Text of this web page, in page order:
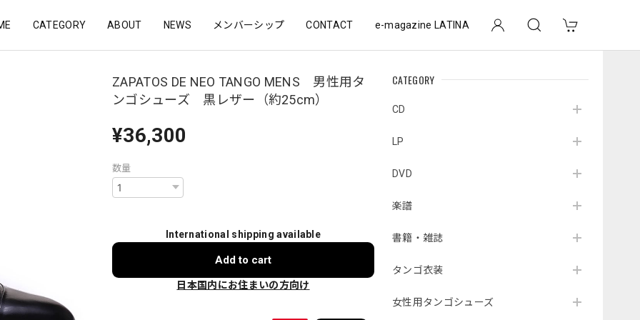
CATEGORY ABOUT NEWS メンバーシップ CONTACT e-magazine LATINA
CATEGORY
CD
LP
DVD
楽譜
書籍・雑誌
タンゴ衣装
女性用タンゴシューズ
ZAPATOS DE NEO TANGO MENS 男性用タ
ンゴシューズ 黒レザー（約25cm）
¥36,300
数量
International shipping available
Add to cart
日本国内にお住まいの方向け